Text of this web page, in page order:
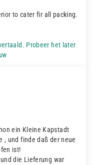
to cater fir all packing.
Probeer het later
ein Kleine Kapstadt
, und finde daß der neue
ist!
die Lieferung war